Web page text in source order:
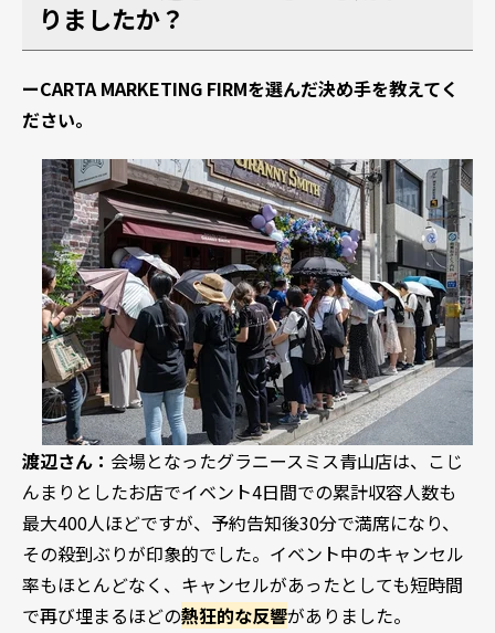
りましたか？
ーCARTA MARKETING FIRMを選んだ決め手を教えてく
ださい。
渡辺さん： 会場となったグラニースミス青山店は、こじ
んまりとしたお店でイベント4日間での累計収容人数も
最大400人ほどですが、予約告知後30分で満席になり、
その殺到ぶりが印象的でした。イベント中のキャンセル
率もほとんどなく、キャンセルがあったとしても短時間
で再び埋まるほどの熱狂的な反響がありました。